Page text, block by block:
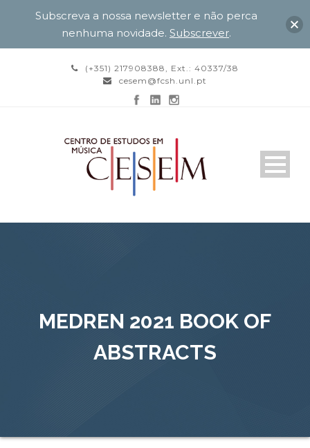
(+351) 217908388, Ext.: 40337/38
cesem@fcsh.unl.pt
MEDREN 2021 BOOK OF
ABSTRACTS
Subscreva a nossa newsletter e não perca
nenhuma novidade. Subscrever.